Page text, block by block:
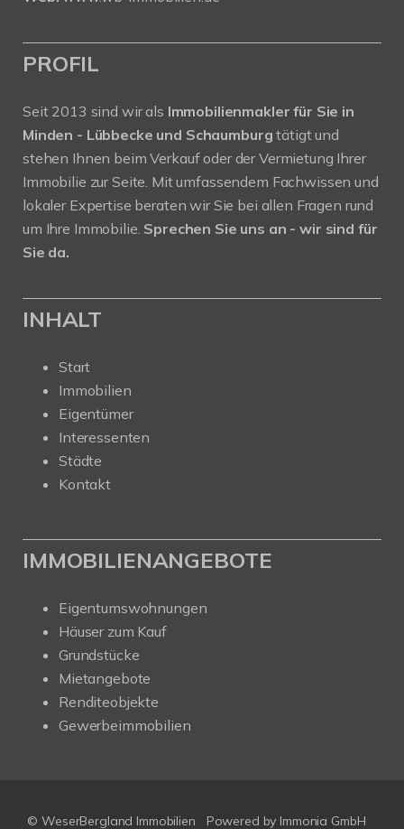
PROFIL
Seit 2013 sind wir als Immobilienmakler für Sie in
Minden - Lübbecke und Schaumburgtätigt und
stehen Ihnen beim Verkauf oder der Vermietung Ihrer
Immobilie zur Seite. Mit umfassendem Fachwissen und
lokaler Expertise beraten wir Sie bei allen Fragen rund
um Ihre Immobilie. Sprechen Sie uns an - wir sind für
Sie da.
INHALT
Start
Immobilien
Eigentümer
Interessenten
Städte
Kontakt
IMMOBILIENANGEBOTE
Eigentumswohnungen
Häuser zum Kauf
Grundstücke
Mietangebote
Renditeobjekte
Gewerbeimmobilien
© WeserBergland Immobilien Powered by Immonia GmbH